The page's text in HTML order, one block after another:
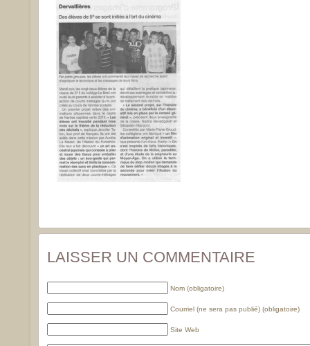
LAISSER UN COMMENTAIRE
Nom (obligatoire)
Courriel (ne sera pas publié) (obligatoire)
Site Web